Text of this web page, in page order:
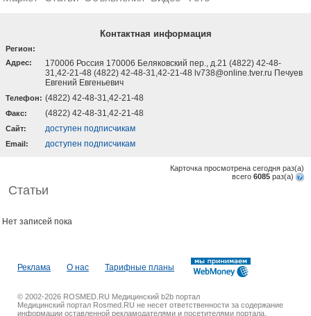
Контактная информация
Регион:
Адрес:
170006 Россия 170006 Беляковский пер., д.21 (4822) 42-48-
31,42-21-48 (4822) 42-48-31,42-21-48 lv738@online.tver.ru Печуев
Евгений Евгеньевич
Телефон: (4822) 42-48-31,42-21-48
Факс: (4822) 42-48-31,42-21-48
Cайт: доступен подписчикам
Email: доступен подписчикам
Карточка просмотрена сегодня раз(a)
всего 6085 раз(a)
Статьи
Нет записей пока
Реклама О нас Тарифные планы
© 2002-2026 ROSMED.RU Медицинский b2b портал
Медицинский портал Rosmed.RU не несет ответственности за содержание
информации оставленной рекламодателями и посетителями портала.